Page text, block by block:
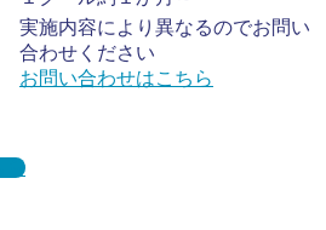
実施内容により異なるのでお問い
合わせください
お問い合わせはこちら
ら